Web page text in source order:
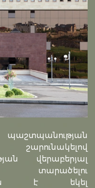
վերաբերյալ
տարածելու
է եկել